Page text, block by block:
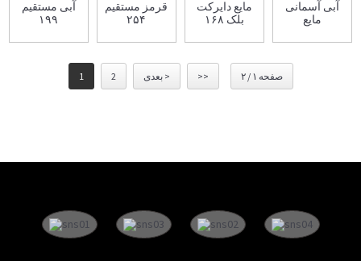
آبی مستقیم
۱۹۹
قرمز مستقیم
۲۵۴
مایع دایرکت
بلک ۱۶۸
آبی آسمانی
مایع
1 2 بعدی > >> صفحه ۱ / ۲